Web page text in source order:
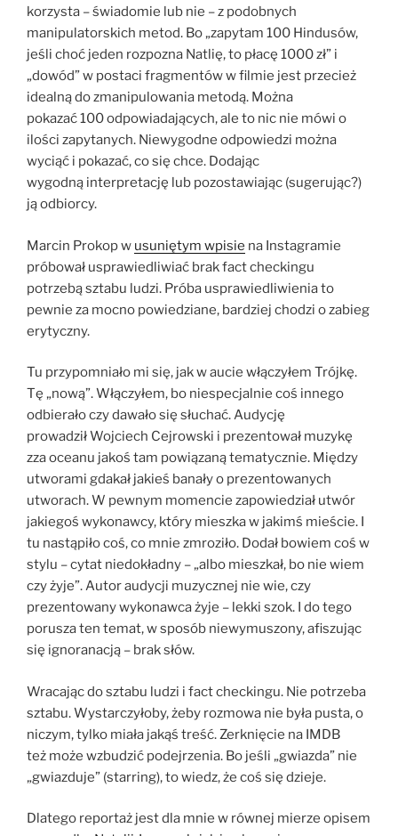
korzysta – świadomie lub nie – z podobnych
manipulatorskich metod. Bo „zapytam 100 Hindusów,
jeśli choć jeden rozpozna Natlię, to płacę 1000 zł” i
„dowód” w postaci fragmentów w filmie jest przecież
idealną do zmanipulowania metodą. Można
pokazać 100 odpowiadających, ale to nic nie mówi o
ilości zapytanych. Niewygodne odpowiedzi można
wyciąć i pokazać, co się chce. Dodając
wygodną interpretację lub pozostawiając (sugerując?)
ją odbiorcy.
Marcin Prokop w usuniętym wpisie na Instagramie
próbował usprawiedliwiać brak fact checkingu
potrzebą sztabu ludzi. Próba usprawiedliwienia to
pewnie za mocno powiedziane, bardziej chodzi o zabieg
erytyczny.
Tu przypomniało mi się, jak w aucie włączyłem Trójkę.
Tę „nową”. Włączyłem, bo niespecjalnie coś innego
odbierało czy dawało się słuchać. Audycję
prowadził Wojciech Cejrowski i prezentował muzykę
zza oceanu jakoś tam powiązaną tematycznie. Między
utworami gdakał jakieś banały o prezentowanych
utworach. W pewnym momencie zapowiedział utwór
jakiegoś wykonawcy, który mieszka w jakimś mieście. I
tu nastąpiło coś, co mnie zmroziło. Dodał bowiem coś w
stylu – cytat niedokładny – „albo mieszkał, bo nie wiem
czy żyje”. Autor audycji muzycznej nie wie, czy
prezentowany wykonawca żyje – lekki szok. I do tego
porusza ten temat, w sposób niewymuszony, afiszując
się ignoranacją – brak słów.
Wracając do sztabu ludzi i fact checkingu. Nie potrzeba
sztabu. Wystarczyłoby, żeby rozmowa nie była pusta, o
niczym, tylko miała jakąś treść. Zerknięcie na IMDB
też może wzbudzić podejrzenia. Bo jeśli „gwiazda” nie
„gwiazduje” (starring), to wiedz, że coś się dzieje.
Dlatego reportaż jest dla mnie w równej mierze opisem